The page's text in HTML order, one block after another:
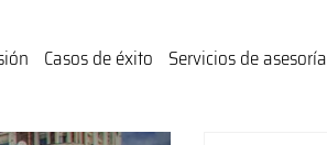
Casos de éxito Servicios de asesoría